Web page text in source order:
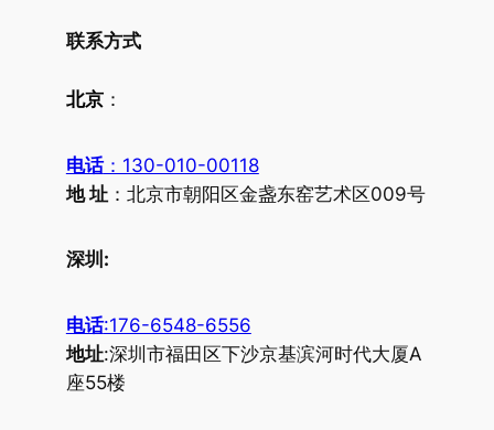
联系方式
北京：
电话：130-010-00118
地 址：北京市朝阳区金盏东窑艺术区009号
深圳:
电话:176-6548-6556
地址:深圳市福田区下沙京基滨河时代大厦A
座55楼